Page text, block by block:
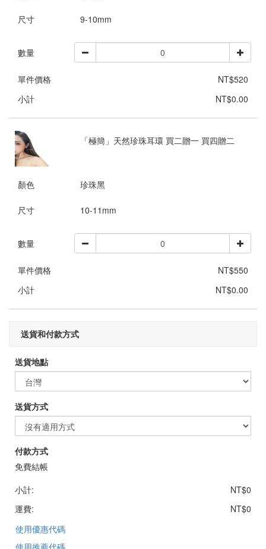
尺寸 9-10mm
數量
單件價格
NT$520
小計
NT$0.00
「極簡」天然珍珠耳環 買二贈一 買四贈二
顏色 珍珠黑
尺寸 10-11mm
數量
單件價格
NT$550
小計
NT$0.00
送貨和付款方式
送貨地點
送貨方式
付款方式
免費結帳
小計:
NT$0
運費:
NT$0
使用優惠代碼
使用推薦代碼